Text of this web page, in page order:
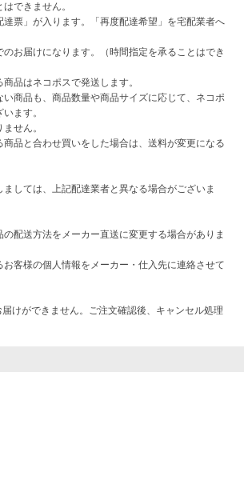
できません。
達票」が入ります。「再度配達希望」を宅配業者へ
お届けになります。（時間指定を承ることはでき
品はネコポスで発送します。
い商品も、商品数量や商品サイズに応じて、ネコポ
ます。
せん。
商品と合わせ買いをした場合は、送料が変更になる
ましては、上記配達業者と異なる場合がございま
配送方法をメーカー直送に変更する場合がありま
お客様の個人情報をメーカー・仕入先に連絡させて
けができません。ご注文確認後、キャンセル処理